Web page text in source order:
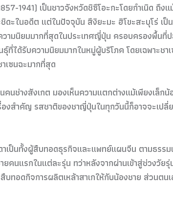
1941) เป็นชาวจังหวัดชิซึโอะกะโดยกำเนิด ถึง
ดะในอดีต แต่ในปัจจุบัน สึงิยะมะ ฮิโขะสะบุโร่ เป็
ามนิยมมากที่สุดในประเทศญี่ปุ่น ครอบครองพื้นที่
ได้รับความนิยมมากในหมู่ผู้บริโภค โดยเฉพาะชา
เซนฉะมากที่สุด
นช่างสังเกต มองเห็นความแตกต่างแม้เพียงเล็ก
งสำคัญ รสชาติของชาญี่ปุ่นในทุกวันนี้ก็อาจจะเปลี่
าเป็นทั้งผู้สืบทอดธุรกิจและแพทย์แผนจีน ตามธรร
คนแรกในแต่ละรุ่น ทว่าหลังจากผ่านเข้าสู่ช่วงวัย
บทอดกิจการผลิตเหล้าสาเกให้กับน้องชาย ส่วนตน